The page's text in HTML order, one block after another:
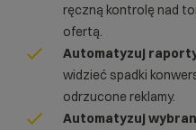
ręczną kontrolę nad
ofertą.
Automatyzuj
widzieć spadki
odrzucone reklamy.
Automatyzuj